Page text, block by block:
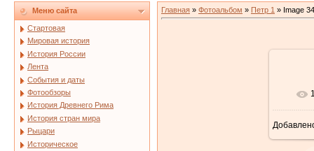
Меню сайта
Стартовая
Мировая история
История России
Лента
События и даты
Фотообзоры
История Древнего Рима
История стран мира
Рыцари
Историческое
Главная » Фотоальбом » Петр 1 » Image